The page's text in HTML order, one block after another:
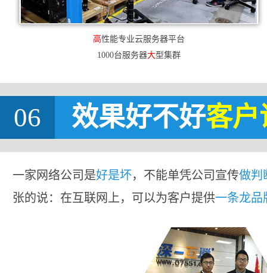
高性能专业云服务器平台
1000台服务器大型集群
06 效果好不好客户
一家网络公司是好是坏，不能单凭公司宣传做判
张的说：在互联网上，可以为客户提供一条龙品